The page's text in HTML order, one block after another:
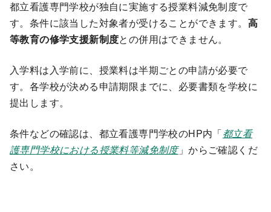
都立看護専門学校が独自に実施する授業料減免制度で
す。条件に該当した対象者が受けることができます。 高
等教育の修学支援新制度との併用はできません。
入学料は入学前に、授業料は半期ごとの申請が必要で
す。各学校が決める申請期限までに、必要書類を学校に
提出します。
条件などの確認は、都立看護専門学校のHP内「都立看
護専門学校における授業料等減免制度」からご確認くだ
さい。